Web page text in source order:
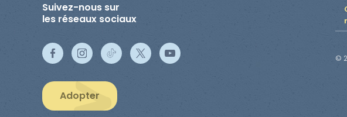
Suivez-nous sur
les réseaux sociaux
Adopter
©